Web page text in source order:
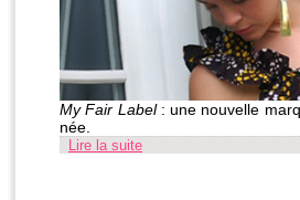
My Fair Label: une nouvelle
née.
Lire la suite